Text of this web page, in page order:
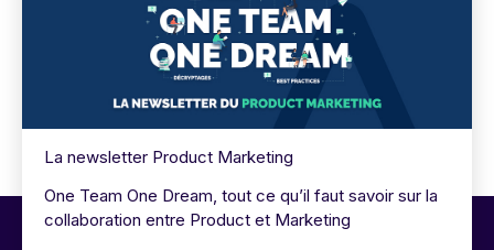
La newsletter Product Marketing
One Team One Dream, tout ce qu’il faut savoir sur la
collaboration entre Product et Marketing